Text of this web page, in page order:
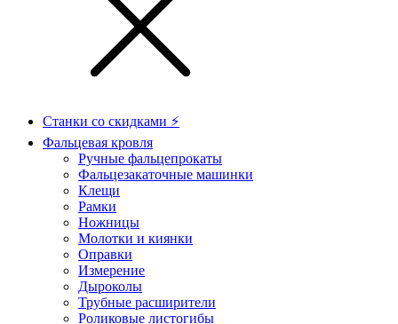
Станки со скидками ⚡
Фальцевая кровля
Ручные фальцепрокаты
Фальцезакаточные машинки
Клещи
Рамки
Ножницы
Молотки и киянки
Оправки
Измерение
Дыроколы
Трубные расширители
Роликовые листогибы